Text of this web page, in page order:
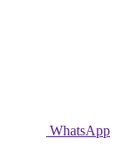
WhatsApp